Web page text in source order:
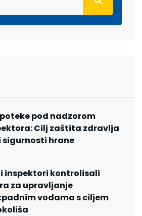
pod nadzorom
Cilj zaštita zdravlja
hrane
inspektori kontrolisali
za upravljanje
vodama s ciljem